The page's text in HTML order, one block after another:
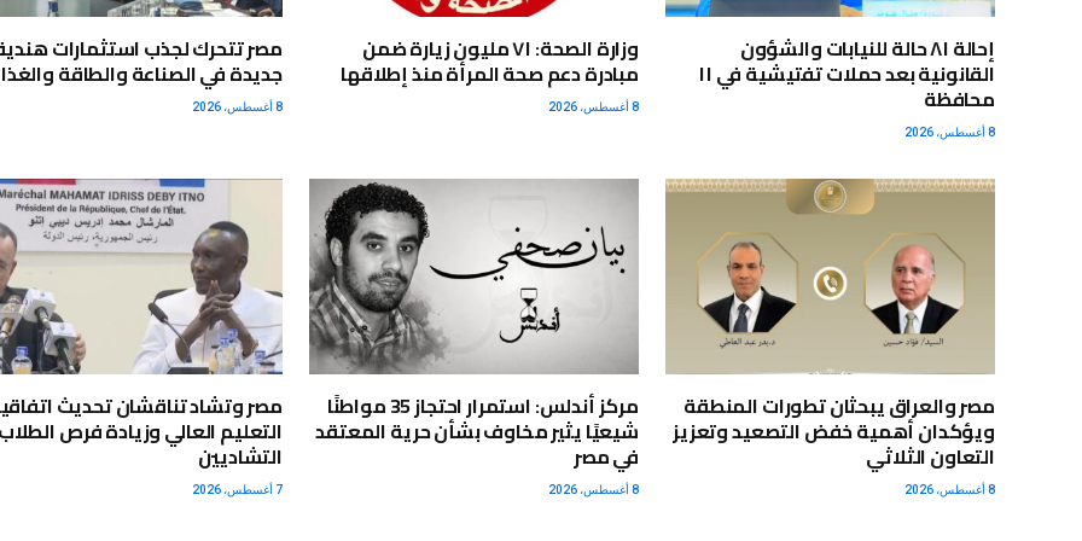
إحالة ٨١ حالة للنيابات والشؤون
القانونية بعد حملات تفتيشية في ١١
محافظة
8 أغسطس، 2026
وزارة الصحة: ٧١ مليون زيارة ضمن
مبادرة دعم صحة المرأة منذ إطلاقها
8 أغسطس، 2026
مصر تتحرك لجذب استثمارات
جديدة في الصناعة والطاقة
8 أغسطس، 2026
مصر والعراق يبحثان تطورات المنطقة
ويؤكدان أهمية خفض التصعيد وتعزيز
التعاون الثلاثي
8 أغسطس، 2026
مركز أندلس: استمرار احتجاز 35 مواطنًا
شيعيًا يثير مخاوف بشأن حرية المعتقد
في مصر
8 أغسطس، 2026
مصر وتشاد تناقشان تحديث
التعليم العالي وزيادة فرص
التشاديين
7 أغسطس، 2026